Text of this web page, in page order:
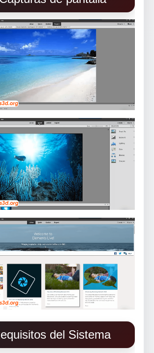
del Sistema